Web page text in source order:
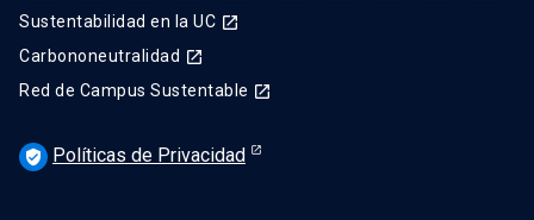
Sustentabilidad en la UC launch
Carbononeutralidad launch
Red de Campus Sustentable launch
verified_user Políticas de Privacidad